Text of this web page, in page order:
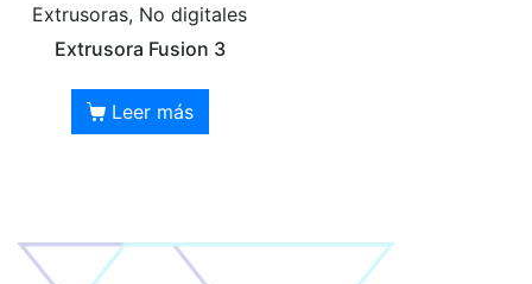
Extrusoras, No digitales
Extrusora Fusion 3
Leer más